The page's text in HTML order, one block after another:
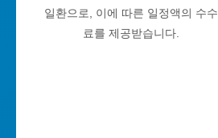
일환으로, 이에 따른 일정액의 수수
료를 제공받습니다.